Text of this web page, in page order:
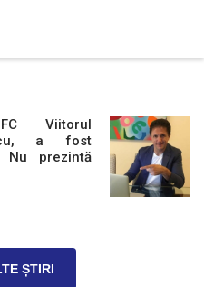
Viitorul
a fost
Nu prezintă
ȘTIRI